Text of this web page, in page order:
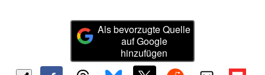
Als bevorzugte Quelle
auf Google
hinzufügen